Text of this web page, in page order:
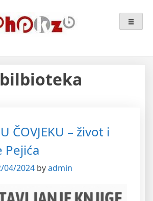
Književnog Zbora
bilbioteka
ČOVJEKU – život i
Pejića
04/2024 byadmin